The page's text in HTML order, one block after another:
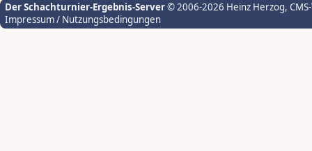
Der Schachturnier-Ergebnis-Server© 2006-2026 Heinz Herzog,
Impressum / Nutzungsbedingungen